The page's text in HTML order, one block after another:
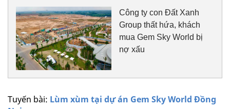
Tuyến bài: Lùm xùm tại dự án Gem Sky World Đồng
Công ty con Đất Xanh
Group thất hứa, khách
mua Gem Sky World bị
nợ xấu